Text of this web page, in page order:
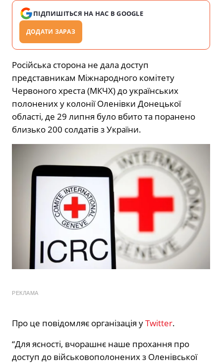
ПІДПИШІТЬСЯ НА НАС В GOOGLE
ДОДАТИ ЗАРАЗ
Російська сторона не дала доступ
представникам Міжнародного комітету
Червоного хреста (МКЧХ) до українських
полонених у колонії Оленівки Донецької
області, де 29 липня було вбито та поранено
близько 200 солдатів з України.
РЕКЛАМА
Про це повідомляє організація уTwitter.
“Для ясності, вчорашнє наше прохання про
доступ до військовополонених з Оленівської